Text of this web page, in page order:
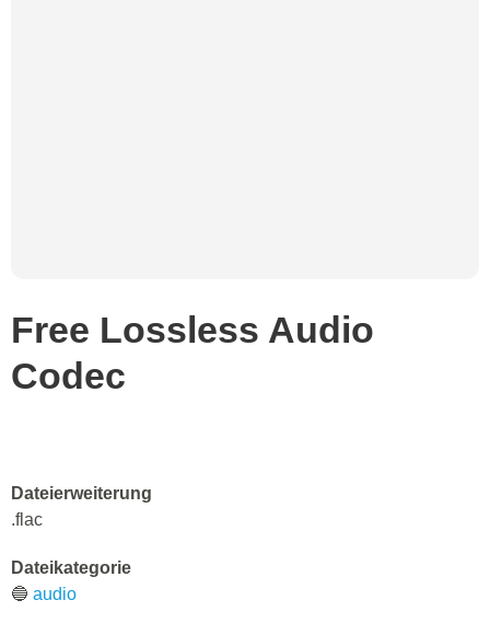
Free Lossless Audio
Codec
Dateierweiterung
.flac
Dateikategorie
🔵 audio